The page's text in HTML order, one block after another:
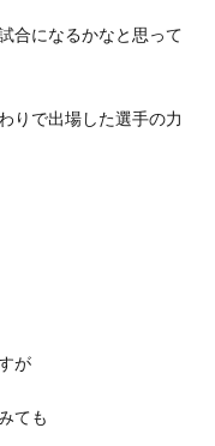
合になるかなと思って
りで出場した選手の力
が
ても